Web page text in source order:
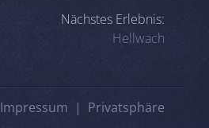
Nächstes Erlebnis:
Hellwach
Impressum Privatsphäre